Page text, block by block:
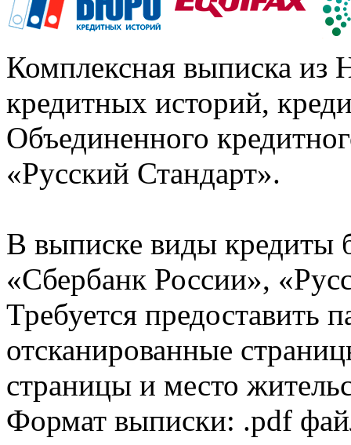
Комплексная выписка из
кредитных историй,
Объединенного
«Русский Стандарт».
В выписке виды кредиты
«Сбербанк России»,
Требуется предоставить
отсканированные
страницы и место
Формат выписки: .pdf